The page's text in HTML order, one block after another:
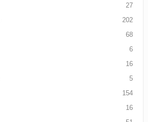
27
202
68
6
16
5
154
16